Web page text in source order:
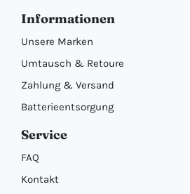
Informationen
Unsere Marken
Umtausch & Retoure
Zahlung & Versand
Batterieentsorgung
Service
FAQ
Kontakt